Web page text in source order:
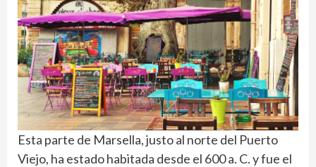
Esta parte de Marsella, justo al norte del Puerto
Viejo, ha estado habitada desde el 600 a. C. y fue el